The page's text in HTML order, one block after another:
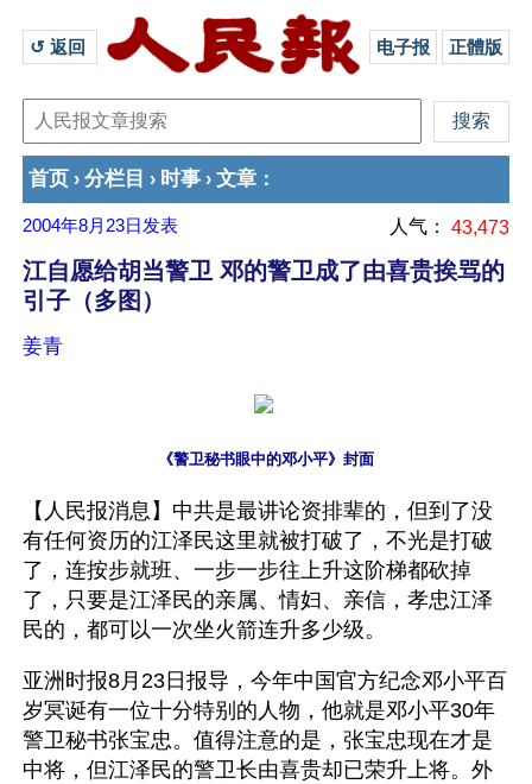
↺ 返回 电子报 正體版
首页 › 分栏目 › 时事 › 文章 ：
2004年8月23日 发表 人气： 43,473
江自愿给胡当警卫 邓的警卫成了由喜贵挨骂的
引子（多图）
姜青
《警卫秘书眼中的邓小平》封面
【人民报消息】中共是最讲论资排辈的，但到了没
有任何资历的江泽民这里就被打破了，不光是打破
了，连按步就班、一步一步往上升这阶梯都砍掉
了，只要是江泽民的亲属、情妇、亲信，孝忠江泽
民的，都可以一次坐火箭连升多少级。
亚洲时报8月23日报导，今年中国官方纪念邓小平百
岁冥诞有一位十分特别的人物，他就是邓小平30年
警卫秘书张宝忠。值得注意的是，张宝忠现在才是
中将，但江泽民的警卫长由喜贵却已荣升上将。外